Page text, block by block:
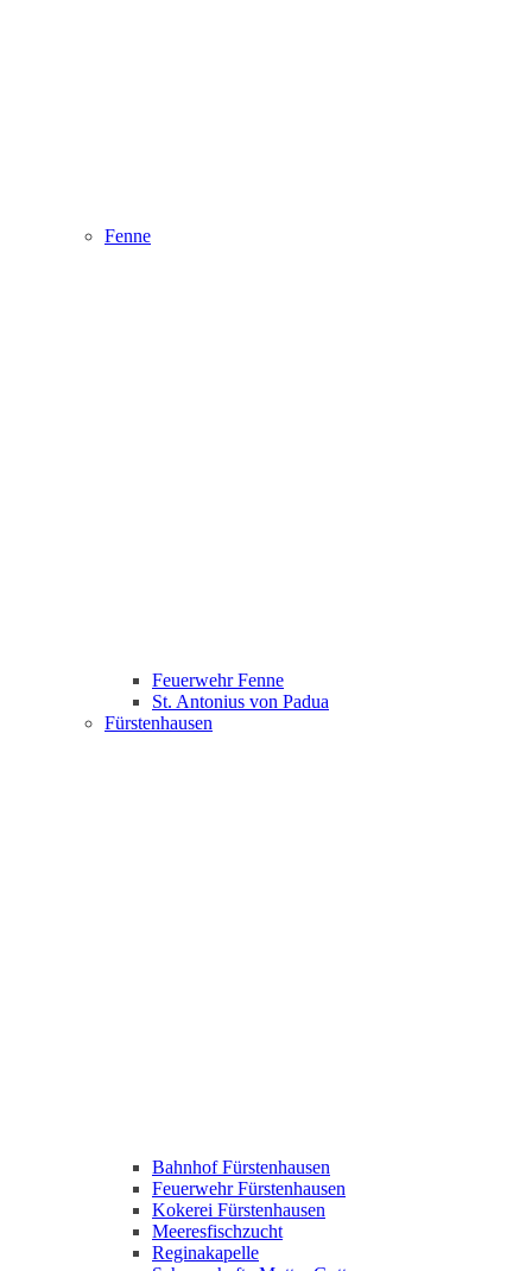
Fenne
Feuerwehr Fenne
St. Antonius von Padua
Fürstenhausen
Bahnhof Fürstenhausen
Feuerwehr Fürstenhausen
Kokerei Fürstenhausen
Meeresfischzucht
Reginakapelle